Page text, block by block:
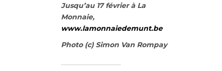
Jusqu’au 17 février à La
Monnaie,
www.lamonnaiedemunt.be
Photo (c) Simon Van Rompay